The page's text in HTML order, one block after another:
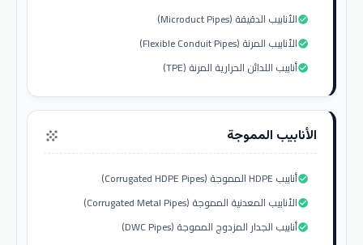
الأنابيب الدقيقة (Microduct Pipes)check_circle
الأنابيب المرنة (Flexible Conduit Pipes)check_circle
أنابيب اللدائن الحرارية المرنة (TPE)check_circle
الأنابيب المموجة grain
أنابيب HDPE المموجة (Corrugated HDPE Pipes)check_circle
الأنابيب المعدنية المموجة (Corrugated Metal Pipes)check_circle
أنابيب الجدار المزدوج المموجة (DWC Pipes)check_circle